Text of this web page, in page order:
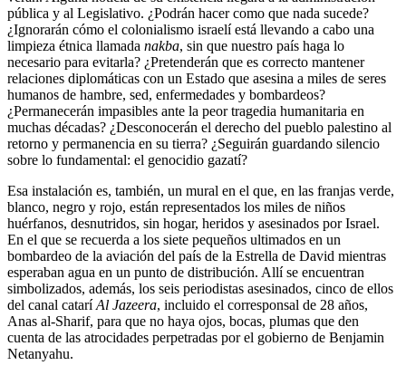
pública y al Legislativo. ¿Podrán hacer como que nada sucede?
¿Ignorarán cómo el colonialismo israelí está llevando a cabo una
limpieza étnica llamada nakba, sin que nuestro país haga lo
necesario para evitarla? ¿Pretenderán que es correcto mantener
relaciones diplomáticas con un Estado que asesina a miles de seres
humanos de hambre, sed, enfermedades y bombardeos?
¿Permanecerán impasibles ante la peor tragedia humanitaria en
muchas décadas? ¿Desconocerán el derecho del pueblo palestino al
retorno y permanencia en su tierra? ¿Seguirán guardando silencio
sobre lo fundamental: el genocidio gazatí?
Esa instalación es, también, un mural en el que, en las franjas verde,
blanco, negro y rojo, están representados los miles de niños
huérfanos, desnutridos, sin hogar, heridos y asesinados por Israel.
En el que se recuerda a los siete pequeños ultimados en un
bombardeo de la aviación del país de la Estrella de David mientras
esperaban agua en un punto de distribución. Allí se encuentran
simbolizados, además, los seis periodistas asesinados, cinco de ellos
del canal cataríAl Jazeera, incluido el corresponsal de 28 años,
Anas al-Sharif, para que no haya ojos, bocas, plumas que den
cuenta de las atrocidades perpetradas por el gobierno de Benjamin
Netanyahu.